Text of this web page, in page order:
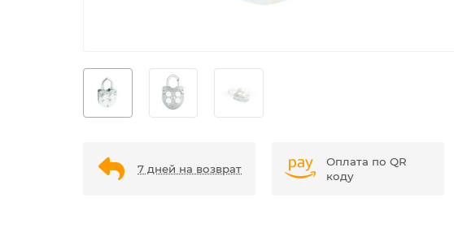
7 дней на возврат
Оплата по QR
коду